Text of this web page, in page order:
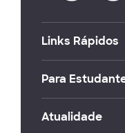
Links Rápidos
Para
Atualidade